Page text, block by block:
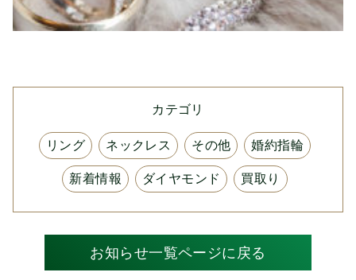
カテゴリ
リング ネックレス その他 婚約指輪
新着情報 ダイヤモンド 買取り
お知らせ一覧ページに戻る